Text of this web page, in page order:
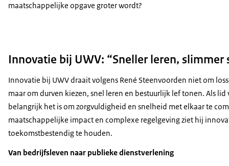
maatschappelijke opgave groter wordt?
Innovatie bij UWV: “Sneller leren, slimmer
Innovatie bij UWV draait volgens René Steenvoorden niet om
maar om durven kiezen, snel leren en bestuurlijk lef tonen. Als
belangrijk het is om zorgvuldigheid en snelheid met elkaar te
maatschappelijke impact en complexe regelgeving ziet hij
toekomstbestendig te houden.
Van bedrijfsleven naar publieke dienstverlening